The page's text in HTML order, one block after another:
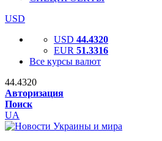
USD
USD 44.4320
EUR 51.3316
Все курсы валют
44.4320
Авторизация
Поиск
UA